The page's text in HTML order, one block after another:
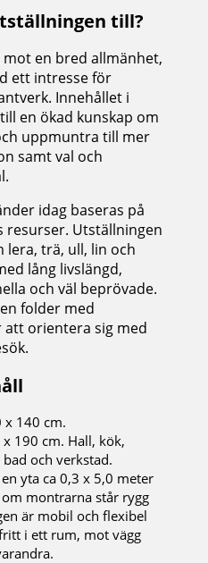
till?
en bred allmänhet,
ett intresse för
Innehållet i
en ökad kunskap om
uppmuntra till mer
samt val och
idag baseras på
resurser. Utställningen
lera, trä, ull, lin och
lång livslängd,
och väl beprövade.
folder med
orientera sig med
x 140 cm.
190 cm. Hall, kök,
och verkstad.
yta ca 0,3 x 5,0 meter
montrarna står rygg
är mobil och flexibel
i ett rum, mot vägg